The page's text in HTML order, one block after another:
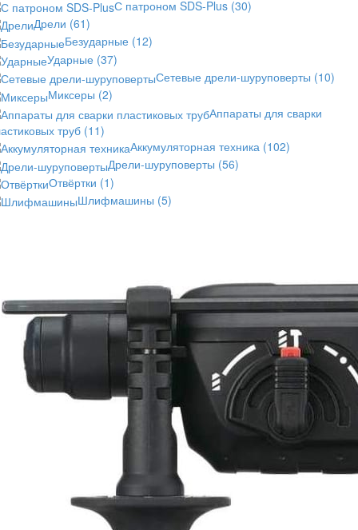
С патроном SDS-Plus (30)
Дрели (61)
Безударные (12)
Ударные (37)
Сетевые дрели-шуруповерты (10)
Миксеры (2)
Аппараты для сварки
труб (11)
Аккумуляторная техника (102)
Дрели-шуруповерты (56)
Отвёртки (1)
Шлифмашины (5)